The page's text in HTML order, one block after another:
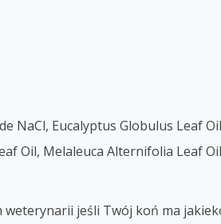
NaCl, Eucalyptus Globulus Leaf
Oil, Melaleuca Alternifolia Leaf
weterynarii jeśli Twój koń ma